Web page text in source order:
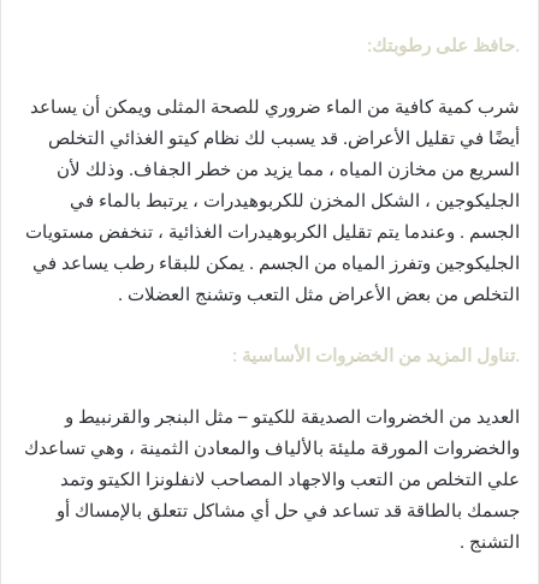
.حافظ على رطوبتك:
شرب كمية كافية من الماء ضروري للصحة المثلى ويمكن أن يساعد
أيضًا في تقليل الأعراض. قد يسبب لك نظام كيتو الغذائي التخلص
السريع من مخازن المياه ، مما يزيد من خطر الجفاف. وذلك لأن
الجليكوجين ، الشكل المخزن للكربوهيدرات ، يرتبط بالماء في
الجسم . وعندما يتم تقليل الكربوهيدرات الغذائية ، تنخفض مستويات
الجليكوجين وتفرز المياه من الجسم . يمكن للبقاء رطب يساعد في
التخلص من بعض الأعراض مثل التعب وتشنج العضلات .
.تناول المزيد من الخضروات الأساسية :
العديد من الخضروات الصديقة للكيتو – مثل البنجر والقرنبيط و
والخضروات المورقة مليئة بالألياف والمعادن الثمينة ، وهي تساعدك
علي التخلص من التعب والاجهاد المصاحب لانفلونزا الكيتو وتمد
جسمك بالطاقة قد تساعد في حل أي مشاكل تتعلق بالإمساك أو
التشنج .